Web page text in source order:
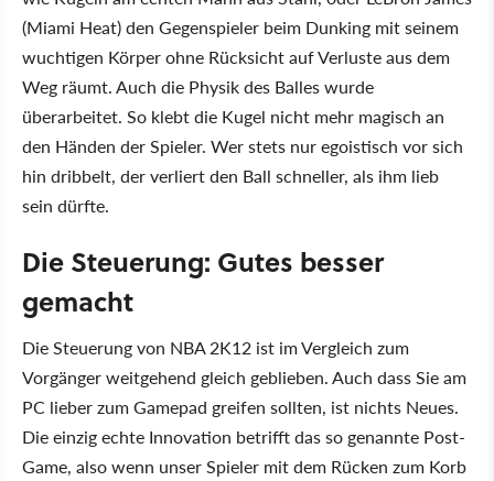
(Miami Heat) den Gegenspieler beim Dunking mit seinem
wuchtigen Körper ohne Rücksicht auf Verluste aus dem
Weg räumt. Auch die Physik des Balles wurde
überarbeitet. So klebt die Kugel nicht mehr magisch an
den Händen der Spieler. Wer stets nur egoistisch vor sich
hin dribbelt, der verliert den Ball schneller, als ihm lieb
sein dürfte.
Die Steuerung: Gutes besser
gemacht
Die Steuerung von NBA 2K12 ist im Vergleich zum
Vorgänger weitgehend gleich geblieben. Auch dass Sie am
PC lieber zum Gamepad greifen sollten, ist nichts Neues.
Die einzig echte Innovation betrifft das so genannte Post-
Game, also wenn unser Spieler mit dem Rücken zum Korb